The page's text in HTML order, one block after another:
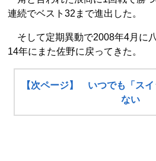
連続でベスト32まで進出した。
そして定期異動で2008年4月に
14年にまた佐野に戻ってきた。
【次ページ】 いつでも「ス
ない